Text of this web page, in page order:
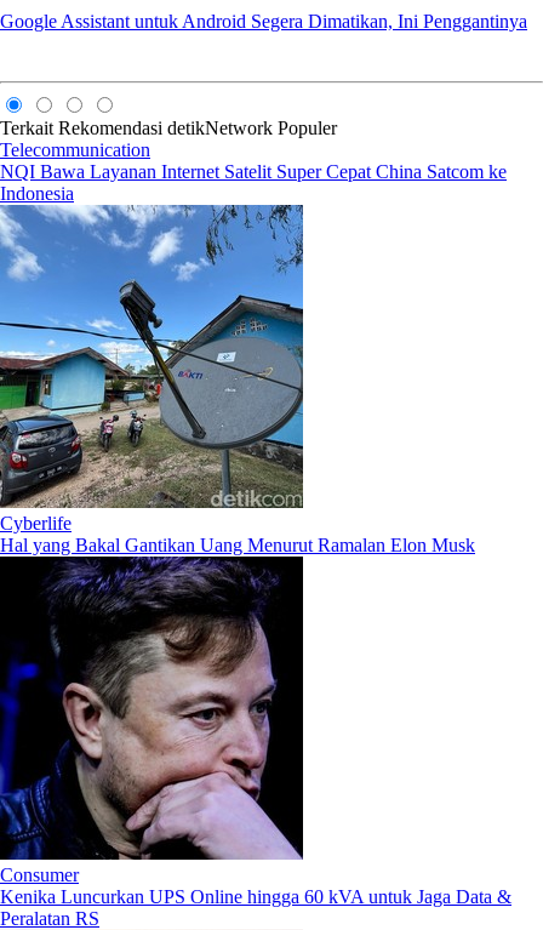
Google Assistant untuk Android Segera Dimatikan, Ini Penggantinya
Terkait Rekomendasi detikNetwork Populer
Telecommunication
NQI Bawa Layanan Internet Satelit Super Cepat China Satcom ke
Indonesia
Cyberlife
Hal yang Bakal Gantikan Uang Menurut Ramalan Elon Musk
Consumer
Kenika Luncurkan UPS Online hingga 60 kVA untuk Jaga Data &
Peralatan RS